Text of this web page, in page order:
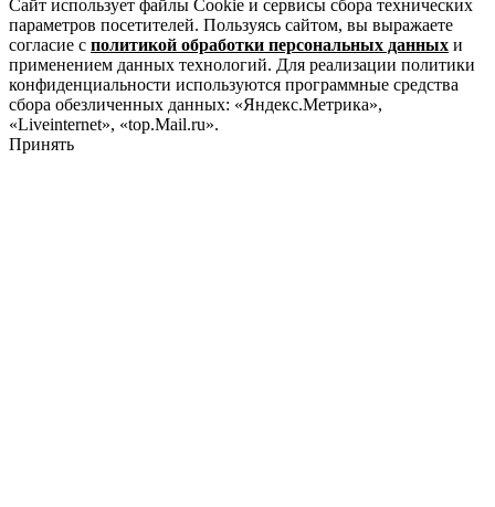
Сайт использует файлы Cookie и сервисы сбора технических
параметров посетителей. Пользуясь сайтом, вы выражаете
согласие с политикой обработки персональных данных и
применением данных технологий. Для реализации политики
конфиденциальности используются программные средства
сбора обезличенных данных: «Яндекс.Метрика»,
«Liveinternet», «top.Mail.ru».
Принять